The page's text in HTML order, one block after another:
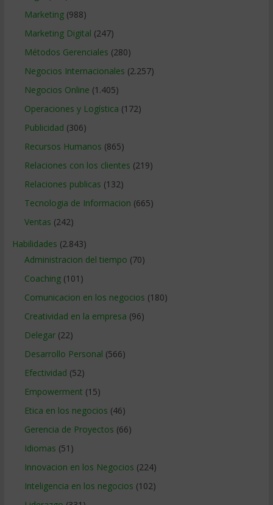
Marketing(988)
Marketing Digital (247)
Métodos Gerenciales (280)
Negocios Internacionales (2.257)
Negocios Online (1.405)
Operaciones y Logística (172)
Publicidad (306)
Recursos Humanos (865)
Relaciones con los clientes (219)
Relaciones publicas (132)
Tecnologia de Informacion (665)
Ventas (242)
Habilidades (2.843)
Administracion del tiempo (70)
Coaching(101)
Comunicacion en los negocios (180)
Creatividad en la empresa (96)
Delegar(22)
Desarrollo Personal (566)
Efectividad (52)
Empowerment (15)
Etica en los negocios (46)
Gerencia de Proyectos (66)
Idiomas (51)
Innovacion en los Negocios (224)
Inteligencia en los negocios (102)